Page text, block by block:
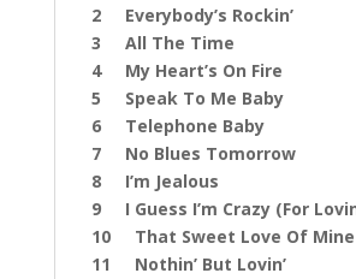
2 Everybody’s Rockin’
3 All The Time
4 My Heart’s On Fire
5 Speak To Me Baby
6 Telephone Baby
7 No Blues Tomorrow
8 I’m Jealous
9 I Guess I’m Crazy (For
10 That Sweet Love Of
11 Nothin’ But Lovin’